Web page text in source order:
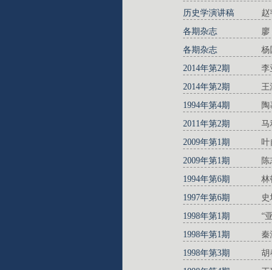
历史学演讲稿
各期杂志
廖
各期杂志
杨
2014年第2期
李
2014年第2期
王
1994年第4期
2011年第2期
马
2009年第1期
叶
2009年第1期
1994年第6期
林
1997年第6期
1998年第1期
“
1998年第1期
秦
1998年第3期
胡